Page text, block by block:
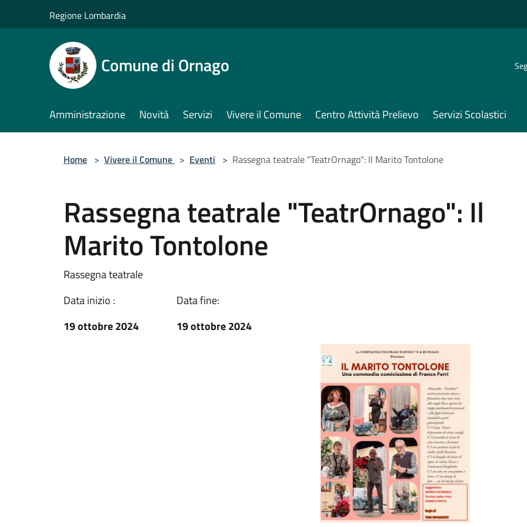
Regione Lombardia
Comune di Ornago
Amministrazione Novità Servizi Vivere il Comune Centro Attività Prelievo Servizi Scolastici
Home > Vivere il Comune > Eventi > Rassegna teatrale "TeatrOrnago": Il Marito Tontolone
Rassegna teatrale "TeatrOrnago": Il
Marito Tontolone
Rassegna teatrale
Data inizio :
19 ottobre 2024
Data fine:
19 ottobre 2024